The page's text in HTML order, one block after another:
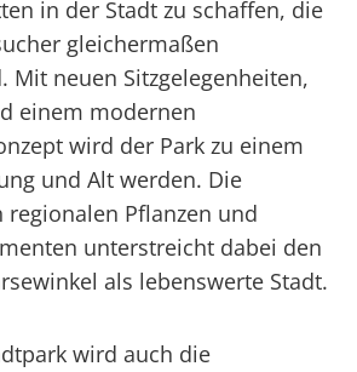
in der Stadt zu schaffen, die
gleichermaßen
Mit neuen Sitzgelegenheiten,
einem modernen
wird der Park zu einem
und Alt werden. Die
regionalen Pflanzen und
unterstreicht dabei den
als lebenswerte Stadt.
wird auch die